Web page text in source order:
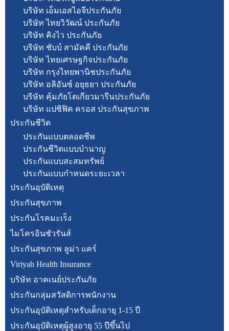
บริษัท เอ็มเอสไอจีประกันภัย
บริษัท ไทยวิวัฒน์ ประกันภัย
บริษัท คิงไว ประกันภัย
บริษัท ชับบ์ สามัคคี ประกันภัย
บริษัท ไทยเศรษฐกิจประกันภัย
บริษัท กรุงไทยพานิชประกันภัย
บริษัท อลิอันซ์ อยุธยา ประกันภัย
บริษัท คุ้มภัยโตเกียวมารีนประกันภัย
บริษัท แปซิฟิค ครอส ประกันสุขภาพ
ประกันชีวิต
ประกันแบบตลอดชีพ
ประกันชีวิตแบบบำนาญ
ประกันแบบสะสมทรัพย์
ประกันแบบกำหนดระยะเวลา
ประกันอุบัติเหตุ
ประกันสุขภาพ
ประกันโรคมะเร็ง
ไมโครอินชัวรันส์
ประกันสุขภาพ ลูม่า แคร์
Viriyah Health Insurance
บริษัท อาคเนย์ประกันภัย
ประกันกลุ่มสวัสดิการพนักงาน
ประกันอุบัติเหตุสำหรับเด็กอายุ 1-15 ปี
ประกันอุบัติเหตุผู้สูงอายุ 55 ปีขึ้นไป